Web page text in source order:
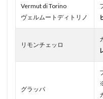
Vermut di Torino
ヴェルムートディトリノ
リモンチェッロ
グラッパ